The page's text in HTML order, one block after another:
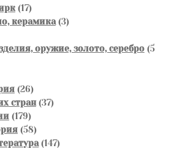
1717
товаров
керамика 33
оружие, золото, серебро 5
2626
товаров
стран 3737
179179
товаров
5858
товаров
147147